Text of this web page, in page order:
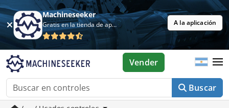
Machineseeker
Gratis en la tienda de aplicaciones A la aplicación
Buscar
Vender